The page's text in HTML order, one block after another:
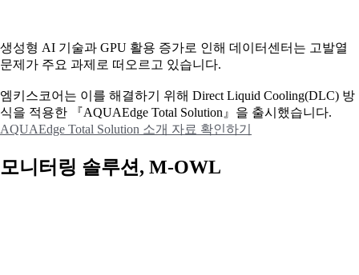
생성형 AI 기술과 GPU 활용 증가로 인해 데이터센터는 고발열
문제가 주요 과제로 떠오르고 있습니다.
엠키스코어는 이를 해결하기 위해 Direct Liquid Cooling(DLC) 방
식을 적용한 『AQUAEdge Total Solution』을 출시했습니다.
AQUAEdge Total Solution 소개 자료 확인하기
모니터링 솔루션, M-OWL